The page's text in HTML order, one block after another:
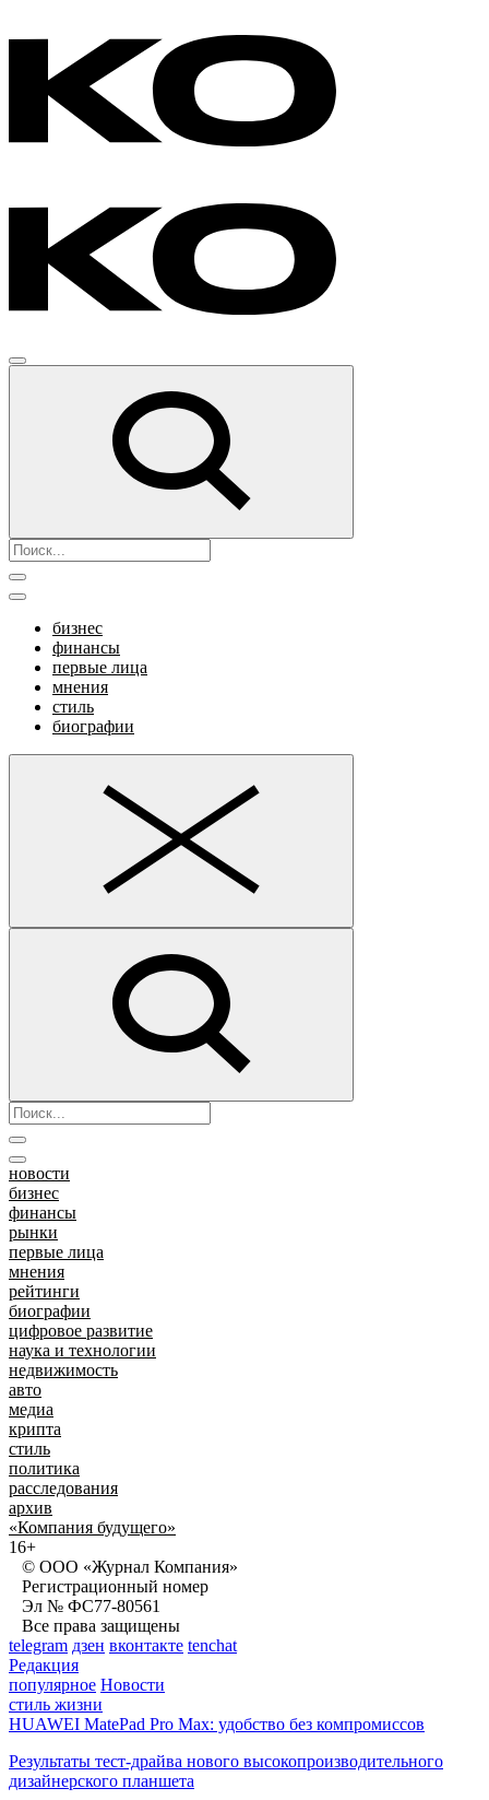
бизнес
финансы
первые лица
мнения
стиль
биографии
новости
бизнес
финансы
рынки
первые лица
мнения
рейтинги
биографии
цифровое развитие
наука и технологии
недвижимость
авто
медиа
крипта
стиль
политика
расследования
архив
«Компания будущего»
16+
© ООО «Журнал Компания»
Регистрационный номер
Эл № ФС77-80561
Все права защищены
telegram дзен вконтакте tenchat
Редакция
популярное Новости
стиль жизни
HUAWEI MatePad Pro Max: удобство без компромиссов
Результаты тест-драйва нового высокопроизводительного
дизайнерского планшета